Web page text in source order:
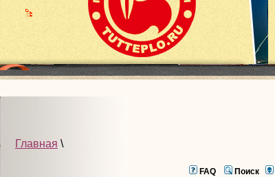
Главная \
FAQ Поиск